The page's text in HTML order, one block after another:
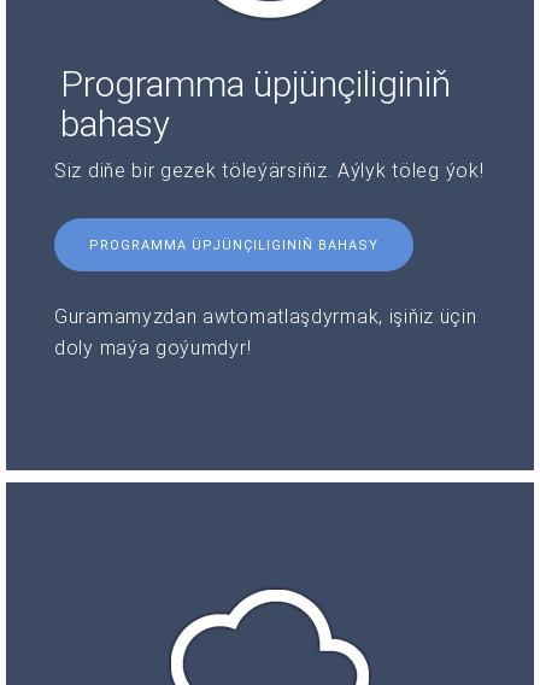
Programma üpjünçiliginiň
bahasy
Siz diňe bir gezek töleýärsiňiz. Aýlyk töleg ýok!
PROGRAMMA ÜPJÜNÇILIGINIŇ BAHASY
Guramamyzdan awtomatlaşdyrmak, işiňiz üçin
doly maýa goýumdyr!